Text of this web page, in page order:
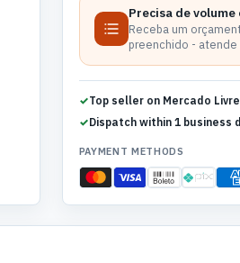
Precisa de volume
Receba um
preenchido - atende
Top seller on Mercado
Dispatch within 1 business
PAYMENT METHODS